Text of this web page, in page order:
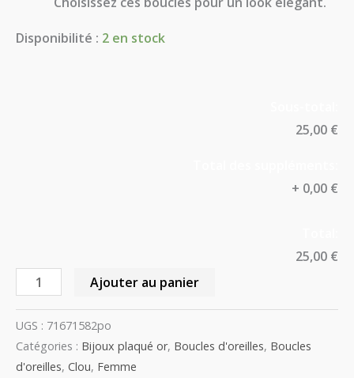
Disponibilité : 2 en stock
25,00 €
+ 0,00 €
25,00 €
Ajouter au panier
UGS : 71671582po
Catégories : Bijoux plaqué or, Boucles d'oreilles, Boucles
d'oreilles, Clou, Femme